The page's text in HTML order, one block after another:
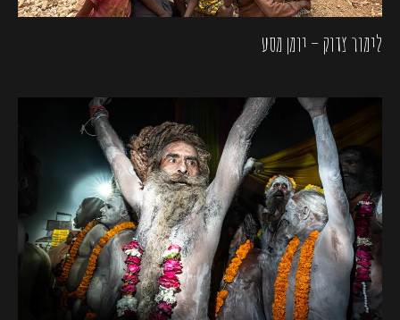
לימור צדוק – יומן מסע